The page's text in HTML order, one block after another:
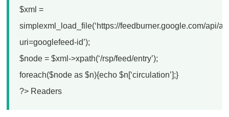
$xml =
simplexml_load_file(‘https://feedburner.google.com/api/
uri=googlefeed-id’);
$node = $xml->xpath(‘/rsp/feed/entry’);
foreach($node as $n){echo $n[‘circulation’];}
?> Readers